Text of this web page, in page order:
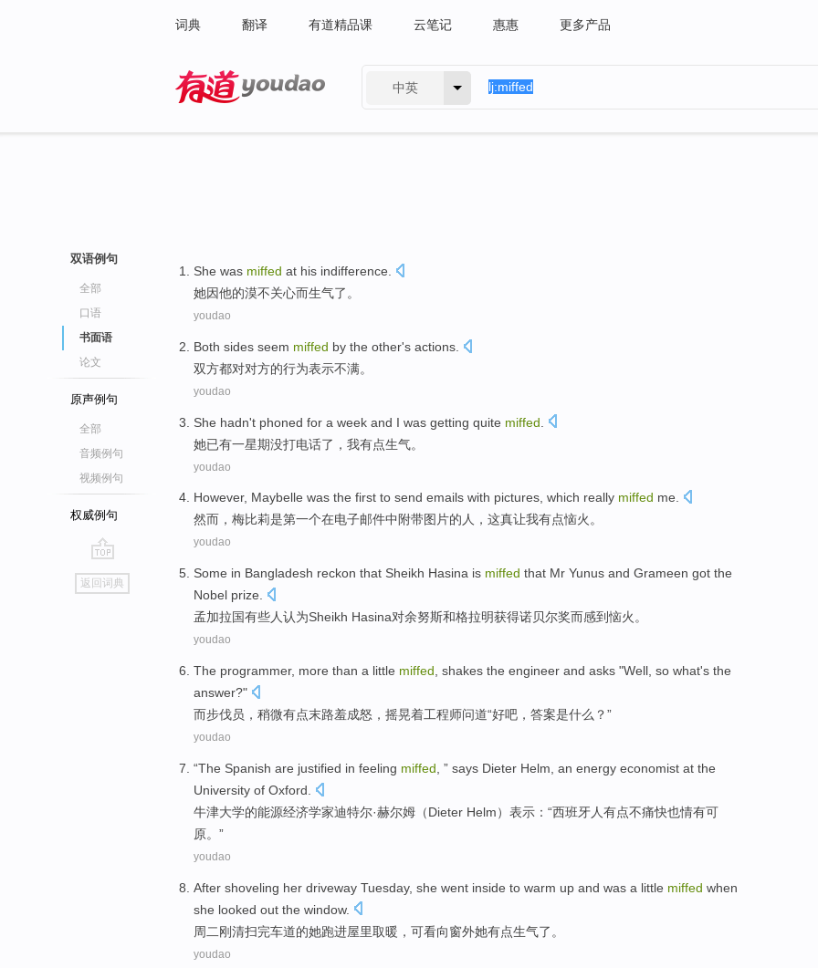
词典 翻译 有道精品课 云笔记 惠惠 更多产品
中英
双语例句
全部
口语
书面语
论文
原声例句
全部
音频例句
视频例句
权威例句
go
top
返回词典
She was miffed at his indifference
她因他的漠不关心而生气了。
youdao
Both sides seem miffed by the other's actions
双方都对对方的行为表示不满。
youdao
She hadn't phoned for a week and I was getting quite miffed
她已有一星期没打电话了 ， 我有点生气。
youdao
However, Maybelle was the first to send emails with pictures, which really miffed me.
然而 ，梅比莉是第一个在电子邮件中附带图片的人， 这真让我有点恼火。
youdao
Some in Bangladesh reckon that Sheikh Hasina is miffed that Mr Yunus and Grameen got the
Nobel prize
孟加拉国有些人认为Sheikh Hasina对余努斯和格拉明获得诺贝尔奖而感到恼火 。
youdao
The programmer, more than a little miffed shakes the engineer and asks "Well , so what's the
answer?"
而步伐员 ， 稍微有点末路羞成怒， 摇晃着工程师问道“好吧 ，答案是什么？”
youdao
“The Spanish are justified in feeling miffed , ” says Dieter Helm , an energy economist at the
University of Oxford
牛津大学的能源经济学家迪特尔·赫尔姆 （Dieter Helm）表示：“西班牙人有点不痛快也情有可
原。”
youdao
After shoveling her driveway Tuesday, she went inside to warm up and was a little miffed when
she looked out the window.
周二刚清扫完车道的她跑进屋里取暖 ，可看向窗外她有点生气了。
youdao